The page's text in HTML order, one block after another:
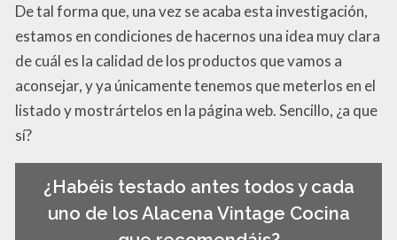
De tal forma que, una vez se acaba esta investigación,
estamos en condiciones de hacernos una idea muy clara
de cuál es la calidad de los productos que vamos a
aconsejar, y ya únicamente tenemos que meterlos en el
listado y mostrártelos en la página web. Sencillo, ¿a que
sí?
¿Habéis testado antes todos y cada
uno de los Alacena Vintage Cocina